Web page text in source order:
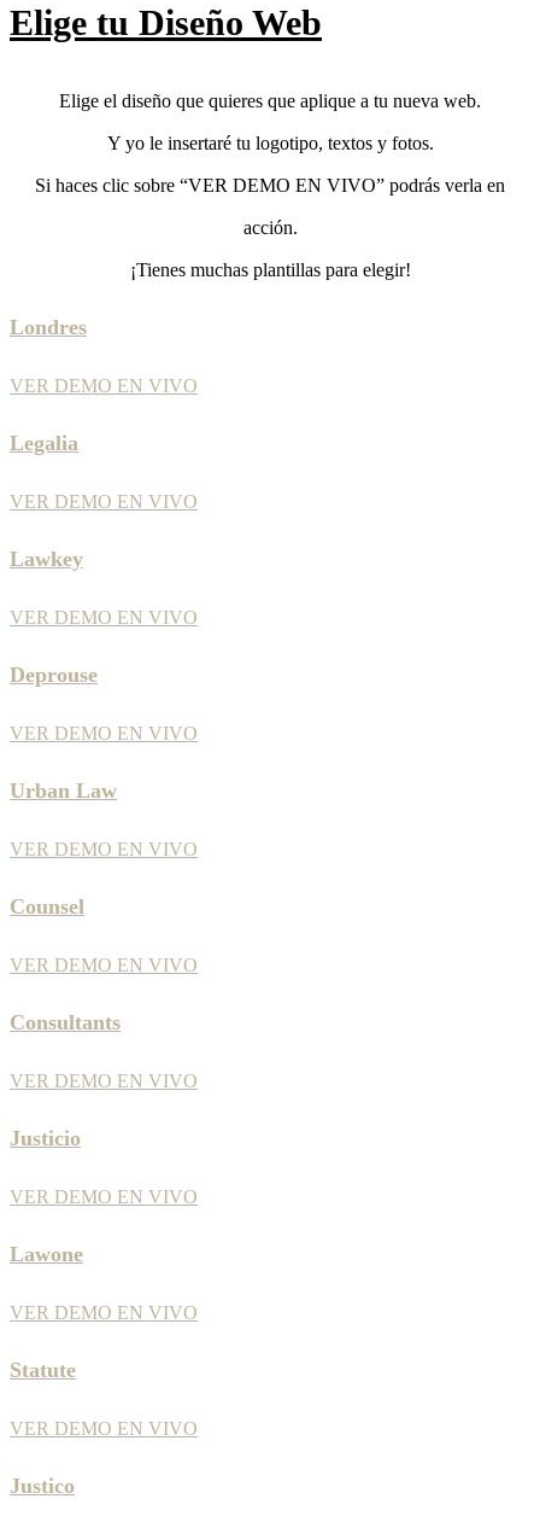
Elige tu Diseño Web
Elige el diseño que quieres que aplique a tu nueva web.
Y yo le insertaré tu logotipo, textos y fotos.
Si haces clic sobre “VER DEMO EN VIVO” podrás verla en
acción.
¡Tienes muchas plantillas para elegir!
Londres
VER DEMO EN VIVO
Legalia
VER DEMO EN VIVO
Lawkey
VER DEMO EN VIVO
Deprouse
VER DEMO EN VIVO
Urban Law
VER DEMO EN VIVO
Counsel
VER DEMO EN VIVO
Consultants
VER DEMO EN VIVO
Justicio
VER DEMO EN VIVO
Lawone
VER DEMO EN VIVO
Statute
VER DEMO EN VIVO
Justico